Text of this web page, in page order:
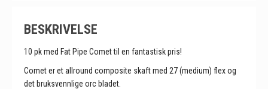
BESKRIVELSE
10 pk med Fat Pipe Comet til en fantastisk pris!
Comet er et allround composite skaft med 27 (medium) flex og
det bruksvennlige orc bladet.